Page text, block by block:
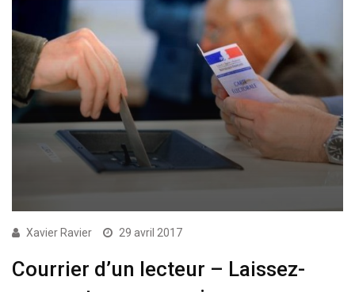
Xavier Ravier 29 avril 2017
Courrier d’un lecteur – Laissez-